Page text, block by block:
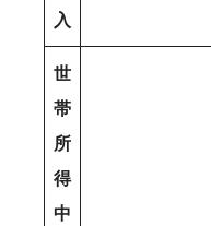
入
世
帯
所
得
中